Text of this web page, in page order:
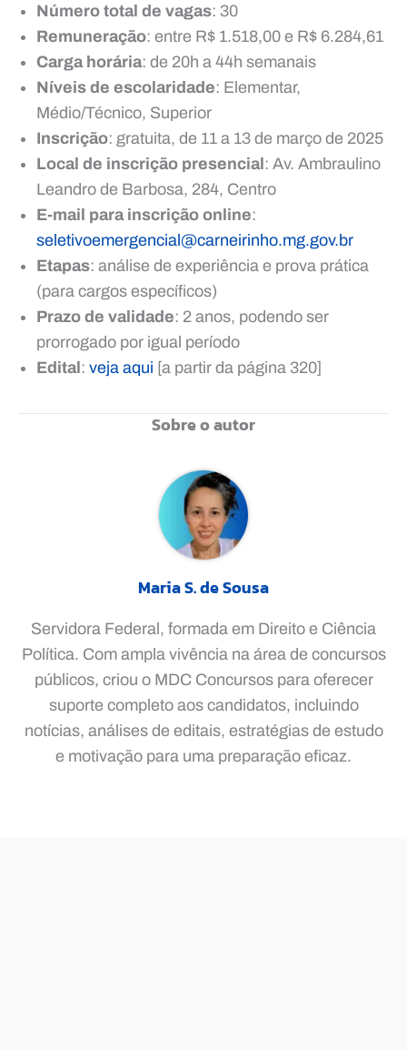
Número total de vagas: 30
Remuneração: entre R$ 1.518,00 e R$ 6.284,61
Carga horária: de 20h a 44h semanais
Níveis de escolaridade: Elementar,
Médio/Técnico, Superior
Inscrição: gratuita, de 11 a 13 de março de 2025
Local de inscrição presencial: Av. Ambraulino
Leandro de Barbosa, 284, Centro
E-mail para inscrição online:
seletivoemergencial@carneirinho.mg.gov.br
Etapas: análise de experiência e prova prática
(para cargos específicos)
Prazo de validade: 2 anos, podendo ser
prorrogado por igual período
Edital: veja aqui [a partir da página 320]
Sobre o autor
Maria S. de Sousa
Servidora Federal, formada em Direito e Ciência
Política. Com ampla vivência na área de concursos
públicos, criou o MDC Concursos para oferecer
suporte completo aos candidatos, incluindo
notícias, análises de editais, estratégias de estudo
e motivação para uma preparação eficaz.